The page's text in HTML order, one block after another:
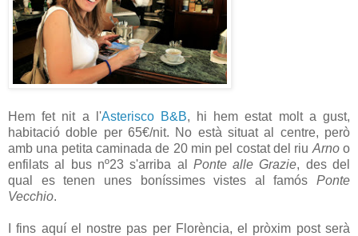
Hem fet nit a l'Asterisco B&B, hi hem estat molt a gust,
habitació doble per 65€/nit. No està situat al centre, però
amb una petita caminada de 20 min pel costat del riu Arnoo
enfilats al bus nº23 s'arriba al Ponte alle Grazie, des del
qual es tenen unes boníssimes vistes al famós Ponte
Vecchio.
I fins aquí el nostre pas per Florència, el pròxim post serà